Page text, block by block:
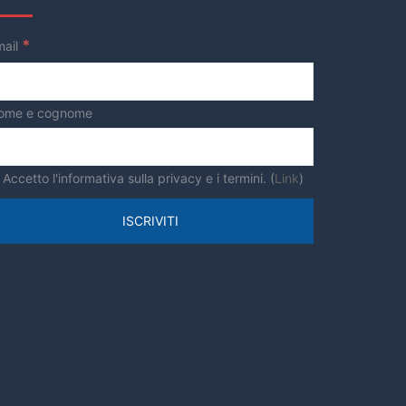
*
e cognome
Accetto l'informativa sulla privacy e i termini. (Link)